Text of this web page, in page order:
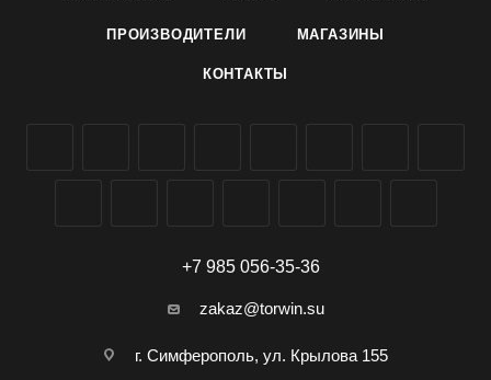
ПРОИЗВОДИТЕЛИ МАГАЗИНЫ
КОНТАКТЫ
+7 985 056-35-36
zakaz@torwin.su
г. Симферополь, ул. Крылова 155